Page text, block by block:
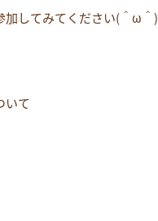
加してみてください(＾ω＾)
いて